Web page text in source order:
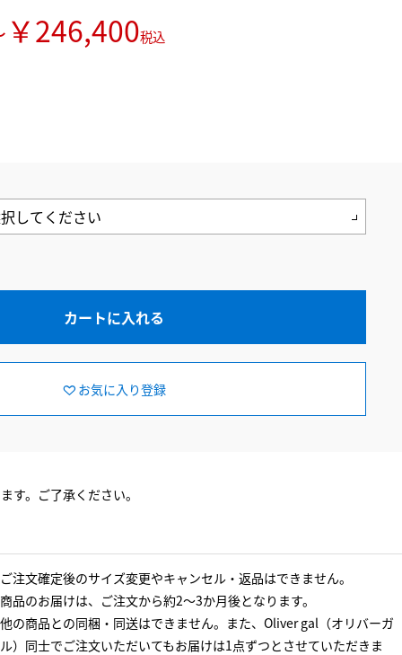
￥246,400税込
カートに入れる
お気に入り登録
す。ご了承ください。
注文確定後のサイズ変更やキャンセル・返品はできません。
品のお届けは、ご注文から約2～3か月後となります。
の商品との同梱・同送はできません。また、Oliver gal（オリバーガ
）同士でご注文いただいてもお届けは1点ずつとさせていただきま